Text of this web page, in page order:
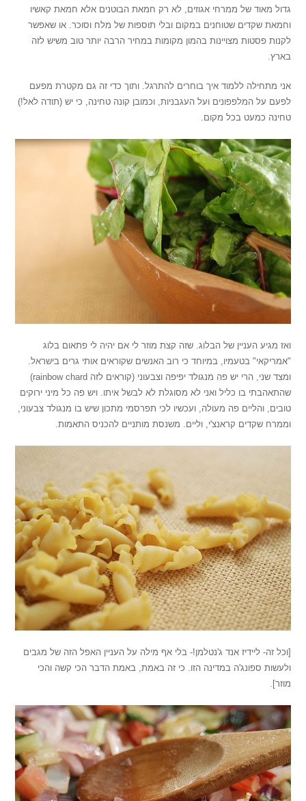
גדול מאוד של ממרחי אגוזים, לא רק חמאת הבוטנים אלא חמאת קאשיו
וחמאת שקדים שטוחנים במקום ובלי תוספות של מלח וסוכר. או שאפשר
לקנות פסטות מצויינות בהמון מקומות במחיר הרבה יותר טוב משיש לזה
בארץ.
אני מתחילה ללמוד איך בוחרים להתרגל. ותוך כדי זה גם מקטרת מפעם
לפעם על המלפפונים ועל העגבניות, וכמובן קונה טחינה, כי יש (תודה לאל!)
טחינה כמעט בכל מקום.
ואז מגיע העניין של הבלוג. שזה קצת מוזר לי אם יהיה לי פתאום בלוג
"אמריקאי" בטעמיו, במיוחד כי רוב האנשים שקוראים אותי גרים בישראל.
ומצד שני, הרי יש פה מנגולד יפיפה וצבעוני (קוראים לזה rainbow chard)
שהתאהבתי בו כליל ואני לא מסוגלת לא לבשל איתו. ויש פה כל מיני ירוקים
טובים, והליים פה מעולה, ועכשיו לכי תפרסמי מתכון שיש בו מנגולד צבעוני,
וממרח שקדים קראנצ'י, וליים. משנסת מותניים להכניס התאמות.
[וכל זה- ליידיז אנד ג'נטלמן!- בלי אף מילה על העניין האפל הזה של מגבים
ולעשות ספונג'ה במדינה הזו. כי זה באמת, באמת הדבר הכי קשה והכי
מוזר].